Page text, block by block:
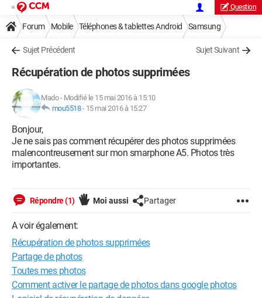
Question
Forum Mobile Téléphones & tablettes Android Samsung
Sujet Précédent Sujet Suivant
Récupération de photos supprimées
Mado- Modifié le 15 mai 2016 à 15:10
mou5518- 15 mai 2016 à 15:27
Bonjour,
Je ne sais pas comment récupérer des photos supprimées
malencontreusement sur mon smarphone A5. Photos très
importantes.
Répondre (1) Moi aussi Partager
A voir également:
Récupération de photos supprimées
Partage de photos
Toutes mes photos
Comment activer le partage de photos dans google photos